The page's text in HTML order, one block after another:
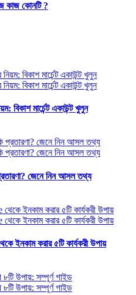
কাজ কোনটি ?
বিকাশ মার্চেন্ট একাউন্ট খুলুন
জেনে নিন আসল তথ্য
ইনকাম করার ৫টি কার্যকরী উপায়